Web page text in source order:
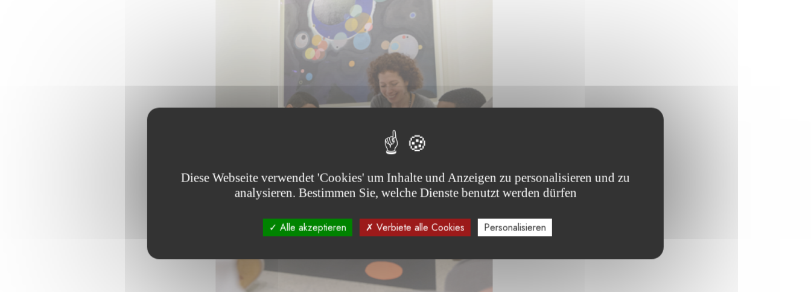
Diese Webseite verwendet 'Cookies' um Inhalte und Anzeigen zu personalisieren und zu
analysieren. Bestimmen Sie, welche Dienste benutzt werden dürfen
Alle akzeptieren Verbiete alle Cookies Personalisieren